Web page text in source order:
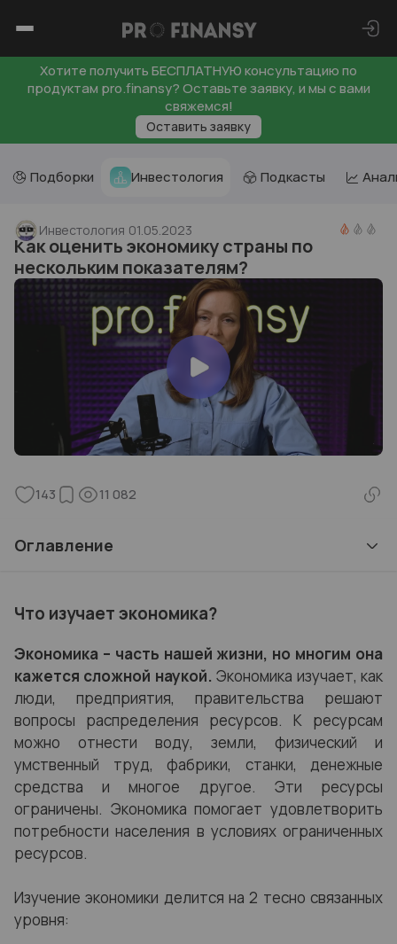
Хотите получить БЕСПЛАТНУЮ консультацию по
продуктам pro.finansy? Оставьте заявку, и мы с вами
свяжемся!
Оставить заявку
Подборки Инвестология Подкасты
Инвестология 01.05.2023
Как оценить экономику страны по
нескольким показателям?
143 11 082
Оглавление
Что изучает экономика?
Экономика – часть нашей жизни, но многим она
кажется сложной наукой.Экономика изучает, как
люди, предприятия, правительства решают
вопросы распределения ресурсов. К ресурсам
можно отнести воду, земли, физический и
умственный труд, фабрики, станки, денежные
средства и многое другое. Эти ресурсы
ограничены. Экономика помогает удовлетворить
потребности населения в условиях ограниченных
ресурсов.
Изучение экономики делится на 2 тесно связанных
уровня: